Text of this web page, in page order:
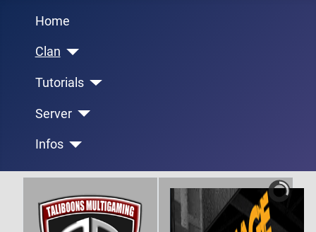
Home
Clan
Tutorials
Server
Infos